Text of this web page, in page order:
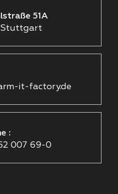
51A
Stuttgart
it-factory.de
:
007 69-0